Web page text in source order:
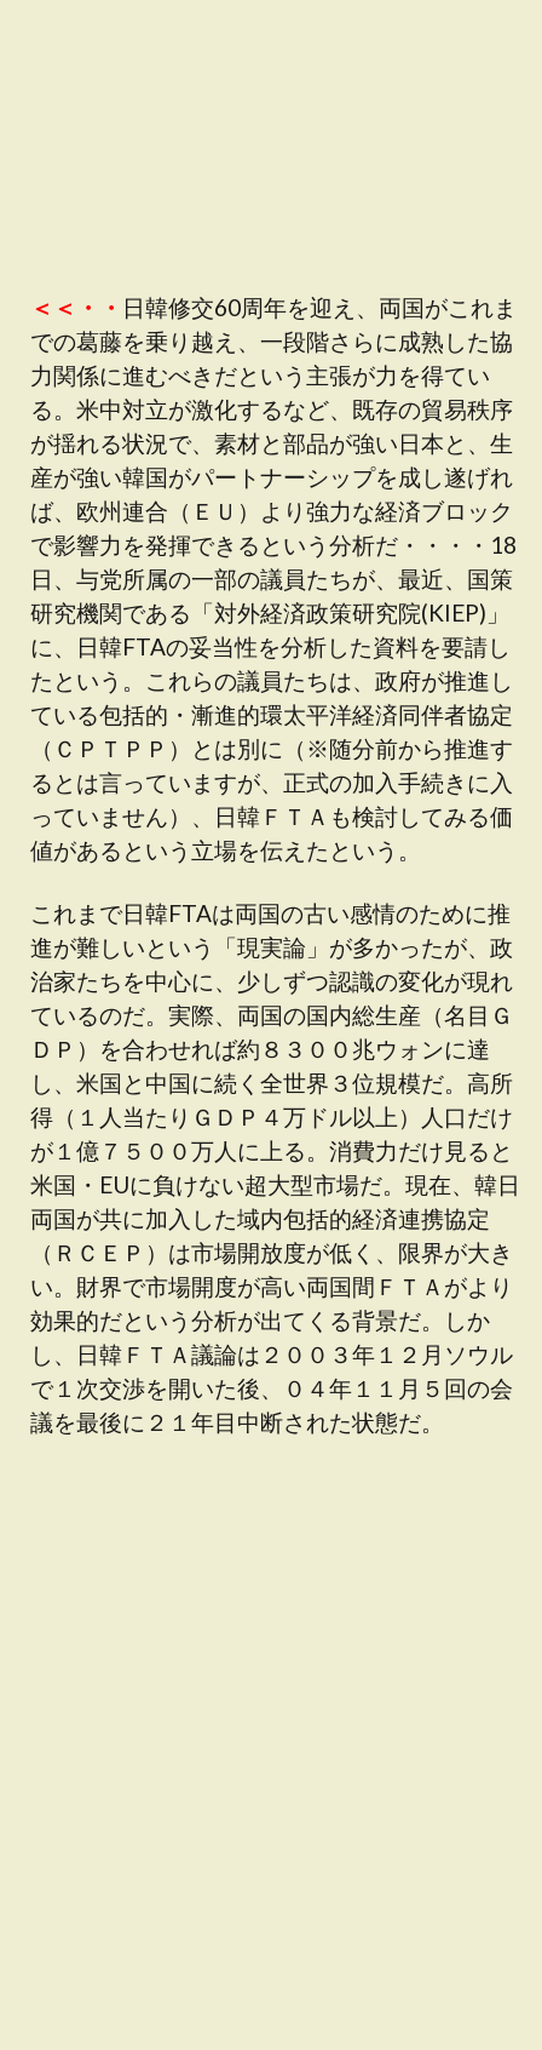
＜＜・・ 日韓修交60周年を迎え、両国がこれま
での葛藤を乗り越え、一段階さらに成熟した協
力関係に進むべきだという主張が力を得てい
る。米中対立が激化するなど、既存の貿易秩序
が揺れる状況で、素材と部品が強い日本と、生
産が強い韓国がパートナーシップを成し遂げれ
ば、欧州連合（ＥＵ）より強力な経済ブロック
で影響力を発揮できるという分析だ・・・・18
日、与党所属の一部の議員たちが、最近、国策
研究機関である「対外経済政策研究院(KIEP)」
に、日韓FTAの妥当性を分析した資料を要請し
たという。これらの議員たちは、政府が推進し
ている包括的・漸進的環太平洋経済同伴者協定
（ＣＰＴＰＰ）とは別に（※随分前から推進す
るとは言っていますが、正式の加入手続きに入
っていません）、日韓ＦＴＡも検討してみる価
値があるという立場を伝えたという。
これまで日韓FTAは両国の古い感情のために推
進が難しいという「現実論」が多かったが、政
治家たちを中心に、少しずつ認識の変化が現れ
ているのだ。実際、両国の国内総生産（名目Ｇ
ＤＰ）を合わせれば約８３００兆ウォンに達
し、米国と中国に続く全世界３位規模だ。高所
得（１人当たりＧＤＰ４万ドル以上）人口だけ
が１億７５００万人に上る。消費力だけ見ると
米国・EUに負けない超大型市場だ。現在、韓日
両国が共に加入した域内包括的経済連携協定
（ＲＣＥＰ）は市場開放度が低く、限界が大き
い。財界で市場開度が高い両国間ＦＴＡがより
効果的だという分析が出てくる背景だ。しか
し、日韓ＦＴＡ議論は２００３年１２月ソウル
で１次交渉を開いた後、０４年１１月５回の会
議を最後に２１年目中断された状態だ。